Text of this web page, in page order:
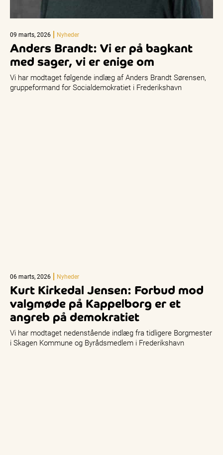
09 marts, 2026 Nyheder
Anders Brandt: Vi er på bagkant
med sager, vi er enige om
Vi har modtaget følgende indlæg af Anders Brandt Sørensen,
gruppeformand for Socialdemokratiet i Frederikshavn
06 marts, 2026 Nyheder
Kurt Kirkedal Jensen: Forbud mod
valgmøde på Kappelborg er et
angreb på demokratiet
Vi har modtaget nedenstående indlæg fra tidligere Borgmester
i Skagen Kommune og Byrådsmedlem i Frederikshavn